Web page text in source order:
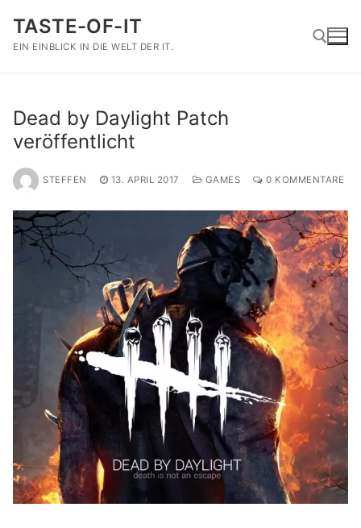
Inhalt
springen
TASTE-OF-IT
EIN EINBLICK IN DIE WELT DER IT.
Dead by Daylight Patch
veröffentlicht
STEFFEN 13. APRIL 2017 GAMES 0 KOMMENTARE